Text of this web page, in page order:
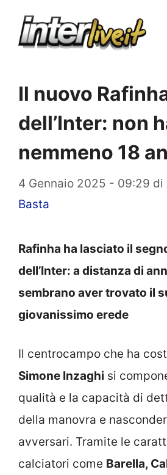
Il nuovo
dell’Inter: non
nemmeno 18
4 Gennaio 2025 - 09:29 di
Basta
Rafinha ha lasciato il
dell’Inter: a distanza di
sembrano aver trovato il
giovanissimo erede
Il centrocampo che ha
Simone Inzaghi si
qualità e la capacità di
della manovra e
avversari. Tramite le
calciatori come Barella,